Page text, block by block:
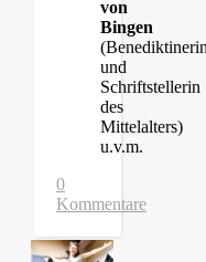
von
Bingen
(Benediktinerin
und
Schriftstellerin
des
Mittelalters)
u.v.m.
0
Kommentare